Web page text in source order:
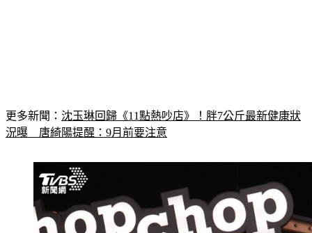
更多新聞： 沈玉琳回歸《11點熱吵店》！胖7公斤最新健康狀
況曝　唐綺陽提醒：9月前要注意